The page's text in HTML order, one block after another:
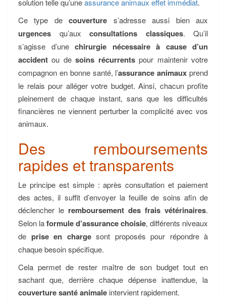
solution telle qu’uneassurance animaux effet immédiat.
Ce type decouverture s’adresse aussi bien aux
urgences qu’aux consultations classiques. Qu’il
s’agisse d’une chirurgie nécessaire à cause d’un
accident ou desoins récurrentspour maintenir votre
compagnon en bonne santé, l’assurance animaux prend
le relais pour alléger votre budget. Ainsi, chacun profite
pleinement de chaque instant, sans que les difficultés
financières ne viennent perturber la complicité avec vos
animaux.
Des remboursements
rapides et transparents
Le principe est simple : après consultation et paiement
des actes, il suffit d’envoyer la feuille de soins afin de
déclencher le remboursement des frais vétérinaires.
Selon laformule d’assurance choisie, différents niveaux
de prise en chargesont proposés pour répondre à
chaque besoin spécifique.
Cela permet de rester maître de son budget tout en
sachant que, derrière chaque dépense inattendue, la
couverture santé animale intervient rapidement.